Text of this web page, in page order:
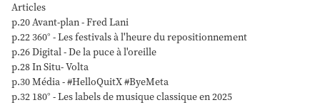
Articles
p.20 Avant-plan - Fred Lani
p.22 360° - Les festivals à l'heure du repositionnement
p.26 Digital - De la puce à l'oreille
p.28 In Situ- Volta
p.30 Média - #HelloQuitX #ByeMeta
p.32 180° - Les labels de musique classique en 2025